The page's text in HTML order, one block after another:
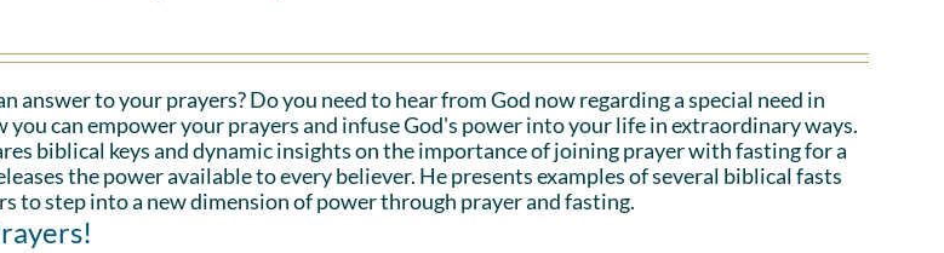
answer to your prayers? Do you need to hear from God now regarding a special need in
you can empower your prayers and infuse God's power into your life in extraordinary ways.
biblical keys and dynamic insights on the importance of joining prayer with fasting for a
the power available to every believer. He presents examples of several biblical fasts
to step into a new dimension of power through prayer and fasting.